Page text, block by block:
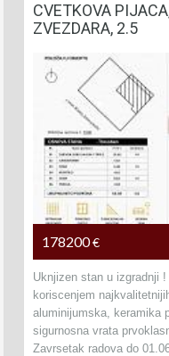
CVETKOVA
ZVEZDARA, 2.5
178200€
Uknjizen stan u izgradnji
koriscenjem
aluminijumska, keramika
sigurnosna vrata
Zavrsetak radova do